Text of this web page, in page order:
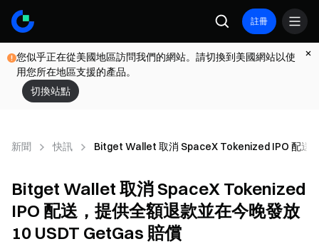
註冊
您似乎正在從美國地區訪問我們的網站。請切換到美國網站以使
用您所在地區支援的產品。
切換站點
新聞 快訊 Bitget Wallet 取消 SpaceX Tokenized IPO 配送
Bitget Wallet 取消 SpaceX Tokenized
IPO 配送，提供全額退款並在今晚發放
10 USDT GetGas 賠償